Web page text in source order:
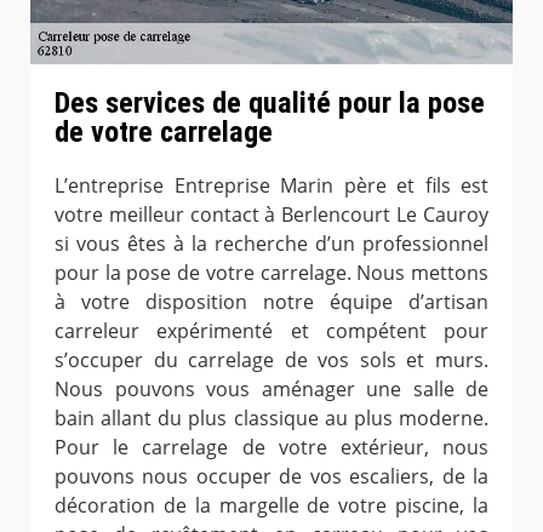
Des services de qualité pour la pose
de votre carrelage
L’entreprise Entreprise Marin père et fils est
votre meilleur contact à Berlencourt Le Cauroy
si vous êtes à la recherche d’un professionnel
pour la pose de votre carrelage. Nous mettons
à votre disposition notre équipe d’artisan
carreleur expérimenté et compétent pour
s’occuper du carrelage de vos sols et murs.
Nous pouvons vous aménager une salle de
bain allant du plus classique au plus moderne.
Pour le carrelage de votre extérieur, nous
pouvons nous occuper de vos escaliers, de la
décoration de la margelle de votre piscine, la